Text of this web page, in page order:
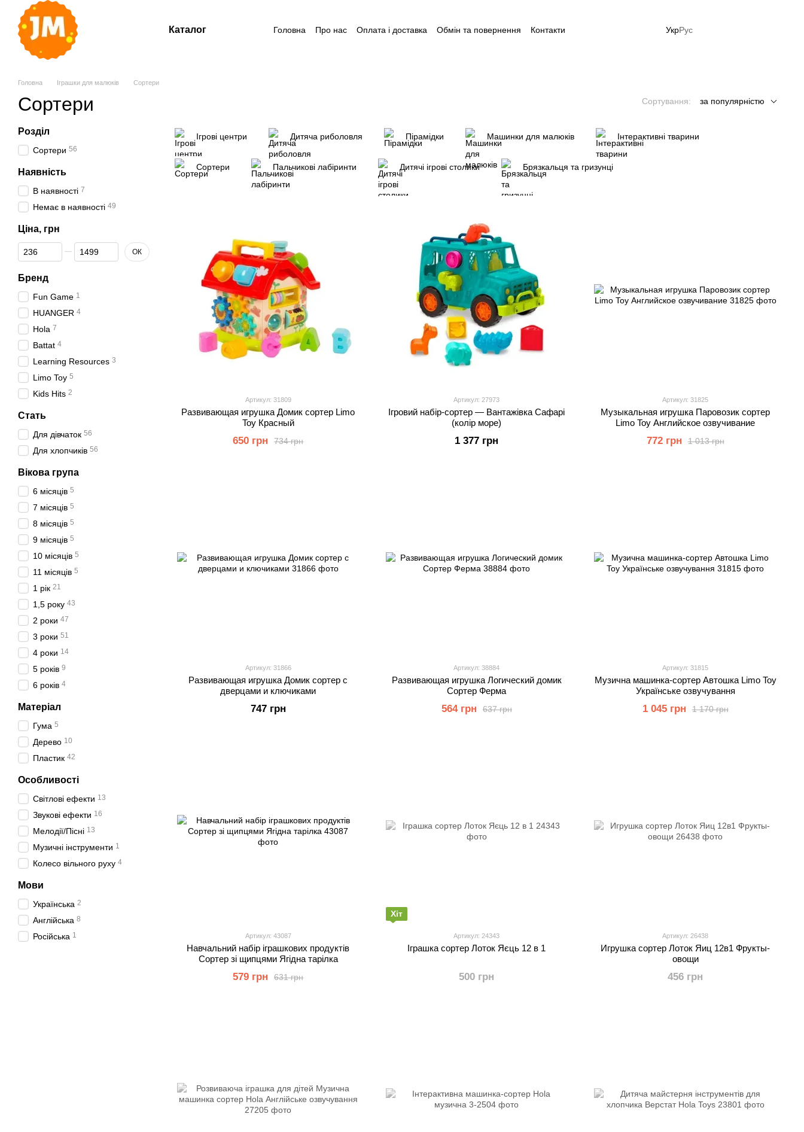
Перейти до основного контенту
Каталог Головна Про нас Оплата і доставка Обмін та повернення
Контакти
УкрРус
Головна Іграшки для малюків Сортери
Сортери Сортування: за популярністю
Ігрові центри Дитяча риболовля Пірамідки Машинки для малюків Інтерактивні тварини
Сортери Пальчикові лабіринти Дитячі ігрові столики Брязкальця та гризунці
Артикул: 31809
Развивающая игрушка Домик сортер Limo
Toy Красный
734 грн
650 грн
Артикул: 27973
Ігровий набір-сортер — Вантажівка Сафарі
(колір море)
1 377 грн
Артикул: 31825
Музыкальная игрушка Паровозик сортер
Limo Toy Английское озвучивание
1 013 грн
772 грн
Артикул: 31866
Развивающая игрушка Домик сортер с
дверцами и ключиками
747 грн
Артикул: 38884
Развивающая игрушка Логический домик
Сортер Ферма
637 грн
564 грн
Артикул: 31815
Музична машинка-сортер Автошка Limo Toy
Українське озвучування
1 170 грн
1 045 грн
Артикул: 43087
Навчальний набір іграшкових продуктів
Сортер зі щипцями Ягідна тарілка
631 грн
579 грн
Хіт
Артикул: 24343
Іграшка сортер Лоток Яєць 12 в 1
500 грн
Артикул: 26438
Игрушка сортер Лоток Яиц 12в1 Фрукты-
овощи
456 грн
Розділ
Сортери 56
Наявність
В наявності 7
Немає в наявності 49
Ціна, грн
Від Ціна, грн
До Ціна, грн ОК
Бренд
Fun Game 1
HUANGER 4
Hola 7
Battat 4
Learning Resources 3
Limo Toy 5
Kids Hits 2
Стать
Для дівчаток 56
Для хлопчиків 56
Вікова група
6 місяців 5
7 місяців 5
8 місяців 5
9 місяців 5
10 місяців 5
11 місяців 5
1 рік 21
1,5 року 43
2 роки 47
3 роки 51
4 роки 14
5 років 9
6 років 4
Матеріал
Гума 5
Дерево 10
Пластик 42
Особливості
Світлові ефекти 13
Звукові ефекти 16
Мелодії/Пісні 13
Музичні інструменти 1
Колесо вільного руху 4
Мови
Українська 2
Англійська 8
Російська 1